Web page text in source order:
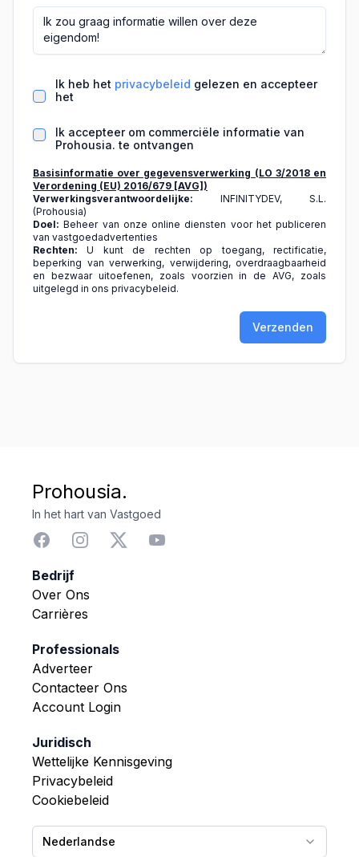
Ik heb het privacybeleid gelezen en accepteer
het
Ik accepteer om commerciële informatie van
Prohousia. te ontvangen
Basisinformatie over gegevensverwerking (LO 3/2018 en
Verordening (EU) 2016/679 [AVG])
Verwerkingsverantwoordelijke: INFINITYDEV, S.L.
(Prohousia)
Doel: Beheer van onze online diensten voor het publiceren
van vastgoedadvertenties
Rechten: U kunt de rechten op toegang, rectificatie,
beperking van verwerking, verwijdering, overdraagbaarheid
en bezwaar uitoefenen, zoals voorzien in de AVG, zoals
uitgelegd in ons privacybeleid.
Verzenden
Prohousia.
In het hart van Vastgoed
Bedrijf
Over Ons
Carrières
Professionals
Adverteer
Contacteer Ons
Account Login
Juridisch
Wettelijke Kennisgeving
Privacybeleid
Cookiebeleid
Nederlandse